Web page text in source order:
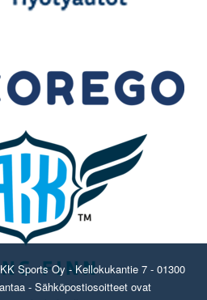
Sports Oy - Kellokukantie 7 - 01300
- Sähköpostiosoitteet ovat